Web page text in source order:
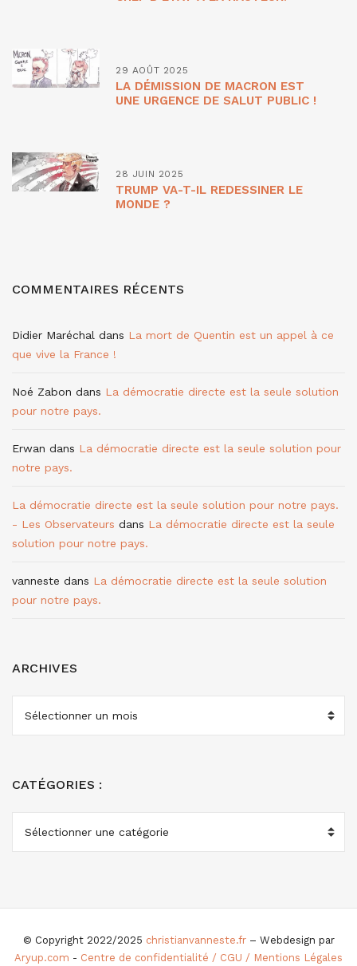
29 AOÛT 2025
LA DÉMISSION DE MACRON EST
UNE URGENCE DE SALUT PUBLIC !
28 JUIN 2025
TRUMP VA-T-IL REDESSINER LE
MONDE ?
COMMENTAIRES RÉCENTS
Didier Maréchal dans La mort de Quentin est un appel à ce
que vive la France !
Noé Zabon dans La démocratie directe est la seule solution
pour notre pays.
Erwan dans La démocratie directe est la seule solution pour
notre pays.
La démocratie directe est la seule solution pour notre pays.
- Les Observateurs dans La démocratie directe est la seule
solution pour notre pays.
vanneste dans La démocratie directe est la seule solution
pour notre pays.
ARCHIVES
CATÉGORIES :
© Copyright 2022/2025 christianvanneste.fr– Webdesign par
Aryup.com - Centre de confidentialité / CGU / Mentions Légales